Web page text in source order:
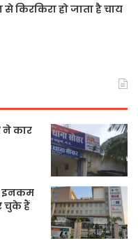
किरकिरा हो जाता है चाय
ने कार
इनकम
चुके हैं